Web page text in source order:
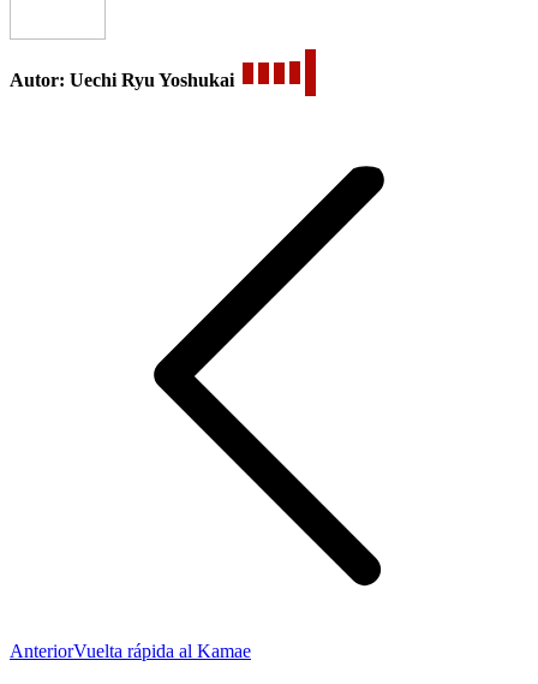
Autor: Uechi Ryu Yoshukai
AnteriorPublicación
Vuelta rápida al Kamae